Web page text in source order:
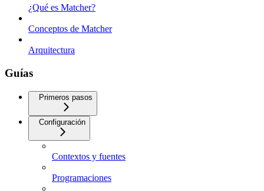
¿Qué es Matcher?
Conceptos de Matcher
Arquitectura
Guías
Primeros pasos
Configuración
Contextos y fuentes
Programaciones